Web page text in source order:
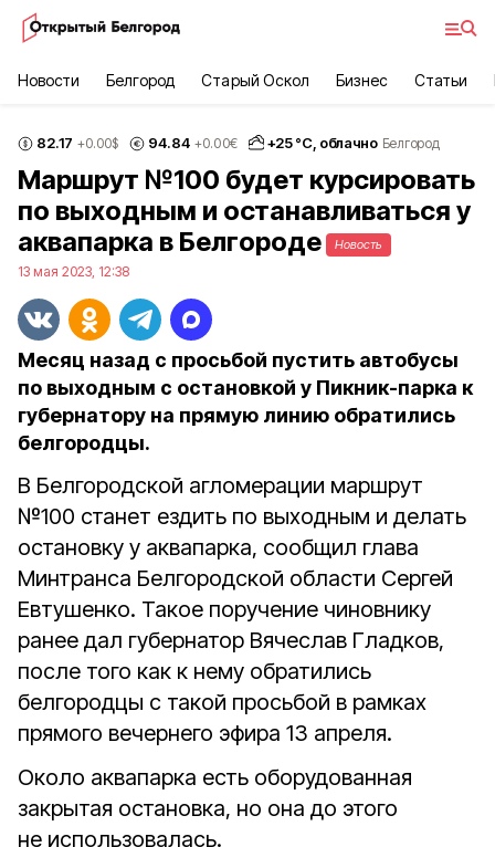
Новости Белгород Старый Оскол Бизнес Статьи
82.17 +0.00$ 94.84 +0.00€ +25°С, облачно Белгород
Маршрут №100 будет курсировать
по выходным и останавливаться у
аквапарка в Белгороде
Новость
13 мая 2023, 12:38
Месяц назад с просьбой пустить автобусы
по выходным с остановкой у Пикник-парка к
губернатору на прямую линию обратились
белгородцы.
В Белгородской агломерации маршрут
№100 станет ездить по выходным и делать
остановку у аквапарка, сообщил глава
Минтранса Белгородской области Сергей
Евтушенко. Такое поручение чиновнику
ранее дал губернатор Вячеслав Гладков,
после того как к нему обратились
белгородцы с такой просьбой в рамках
прямого вечернего эфира 13 апреля.
Около аквапарка есть оборудованная
закрытая остановка, но она до этого
не использовалась.